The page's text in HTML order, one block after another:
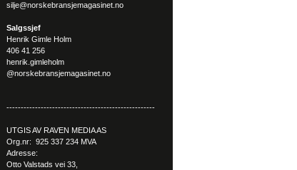
silje@norskebransjemagasinet.no
Salgssjef
Henrik Gimle Holm
406 41 256
henrik.gimleholm
@norskebransjemagasinet.no
----------------------------------------------------
UTGIS AV RAVEN MEDIA AS
Org.nr: 925 337 234 MVA
Adresse:
Otto Valstads vei 33,